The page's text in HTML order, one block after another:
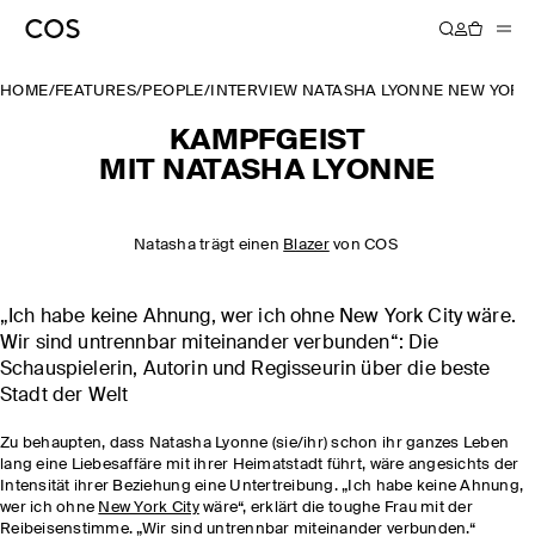
HOME/FEATURES/PEOPLE/ INTERVIEW NATASHA LYONNE NEW
KAMPFGEIST
MIT NATASHA LYONNE
Natasha trägt einen Blazervon COS
„Ich habe keine Ahnung, wer ich ohne New York City wäre.
Wir sind untrennbar miteinander verbunden“: Die
Schauspielerin, Autorin und Regisseurin über die beste
Stadt der Welt
Zu behaupten, dass Natasha Lyonne (sie/ihr) schon ihr ganzes Leben
lang eine Liebesaffäre mit ihrer Heimatstadt führt, wäre angesichts der
Intensität ihrer Beziehung eine Untertreibung. „Ich habe keine Ahnung,
wer ich ohne New York Citywäre“, erklärt die toughe Frau mit der
Reibeisenstimme. „Wir sind untrennbar miteinander verbunden.“